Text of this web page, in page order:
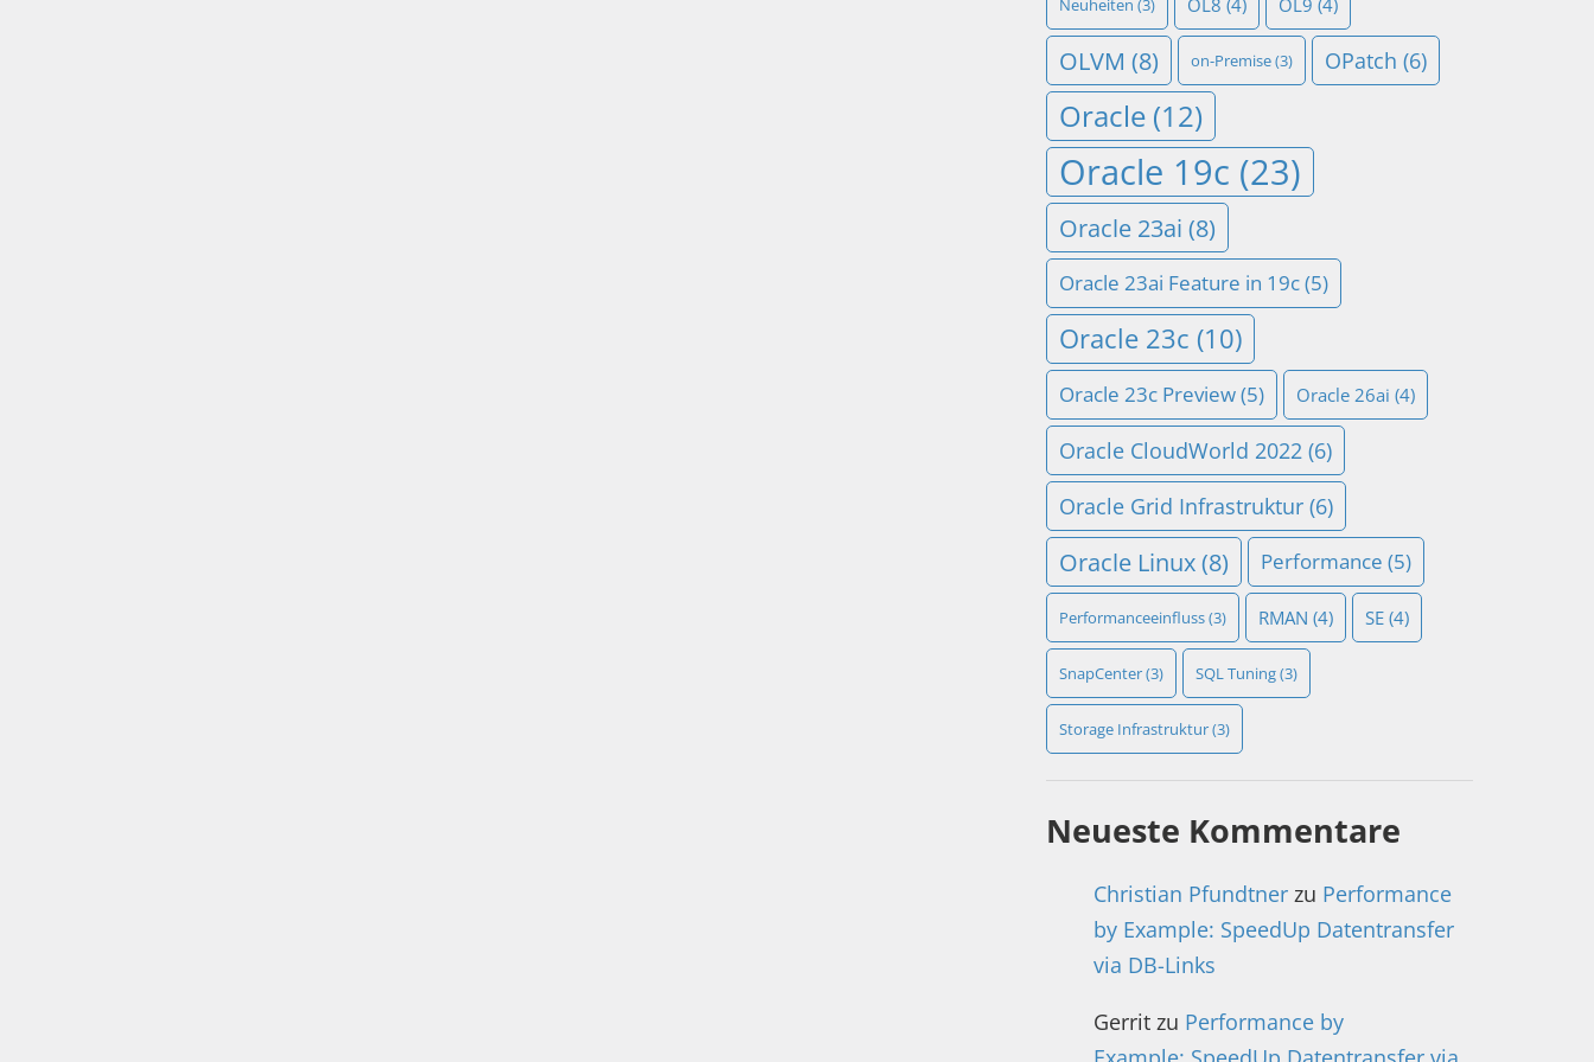
Neuheiten (3) OL8 (4) OL9 (4)
OLVM (8) on-Premise(3) OPatch (6)
Oracle (12)
Oracle 19c (23)
Oracle 23ai (8)
Oracle 23ai Feature in 19c(5)
Oracle 23c (10)
Oracle 23c Preview(5) Oracle 26ai (4)
Oracle CloudWorld 2022 (6)
Oracle Grid Infrastruktur (6)
Oracle Linux(8) Performance (5)
Performanceeinfluss(3) RMAN (4) SE (4)
SnapCenter(3) SQL Tuning(3)
Storage Infrastruktur(3)
Neueste Kommentare
Christian Pfundtner zu Performance
by Example: SpeedUp Datentransfer
via DB-Links
Gerrit zu Performance by